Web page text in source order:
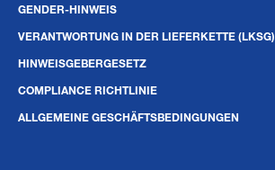
GENDER-HINWEIS
VERANTWORTUNG IN DER LIEFERKETTE (LKSG)
HINWEISGEBERGESETZ
COMPLIANCE RICHTLINIE
ALLGEMEINE GESCHÄFTSBEDINGUNGEN